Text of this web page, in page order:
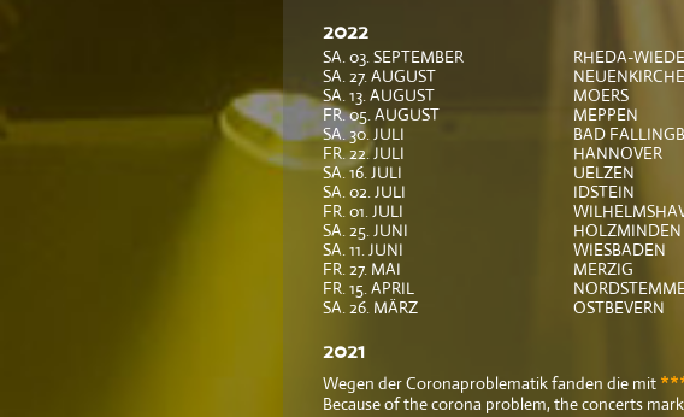
2022
SA. 03. SEPTEMBER RHEDA-
SA. 27. AUGUST
SA. 13. AUGUST
MOERS
FR. 05. AUGUST
MEPPEN
SA. 30. JULI
BAD
FR. 22. JULI
HANNOVER
SA. 16. JULI
UELZEN
SA. 02. JULI
IDSTEIN
FR. 01. JULI
SA. 25. JUNI
HOLZMINDEN
SA. 11. JUNI
WIESBADEN
FR. 27. MAI
MERZIG
FR. 15. APRIL
SA. 26. MÄRZ
OSTBEVERN
2021
Wegen der Coronaproblematik fanden die mit
Because of the corona problem, the concerts